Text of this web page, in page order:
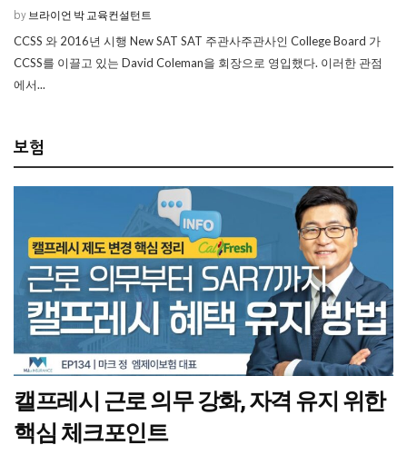
by 브라이언 박 교육컨설턴트
CCSS 와 2016년 시행 New SAT SAT 주관사주관사인 College Board 가
CCSS를 이끌고 있는 David Coleman을 회장으로 영입했다. 이러한 관점
에서...
보험
캘프레시 근로 의무 강화, 자격 유지 위한
핵심 체크포인트